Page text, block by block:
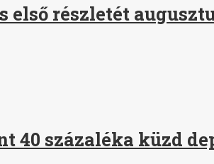
első részletét
40 százaléka küzd